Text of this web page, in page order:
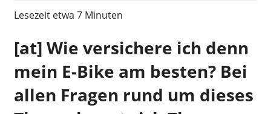
Lesezeit etwa 7 Minuten
[at] Wie versichere ich denn
mein E-Bike am besten? Bei
allen Fragen rund um dieses